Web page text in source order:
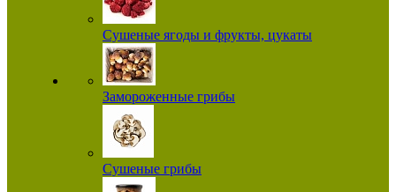
Сушеные ягоды и фрукты, цукаты
Замороженные грибы
Сушеные грибы